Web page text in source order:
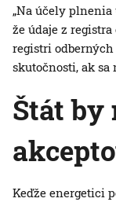
„Na účely plnenia
že údaje z
registri
skutočnosti, ak sa
Štát by
Keďže energetici